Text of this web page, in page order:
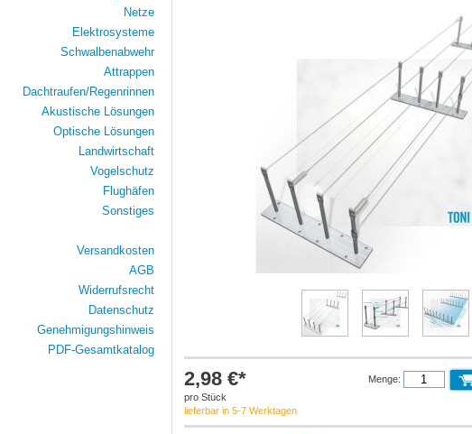
2,98 €*
pro Stück
lieferbar in 5-7 Werktagen
Menge:
Netze
Elektrosysteme
Schwalbenabwehr
Attrappen
Dachtraufen/Regenrinnen
Akustische Lösungen
Optische Lösungen
Landwirtschaft
Vogelschutz
Flughäfen
Sonstiges
Versandkosten
AGB
Widerrufsrecht
Datenschutz
Genehmigungshinweis
PDF-Gesamtkatalog